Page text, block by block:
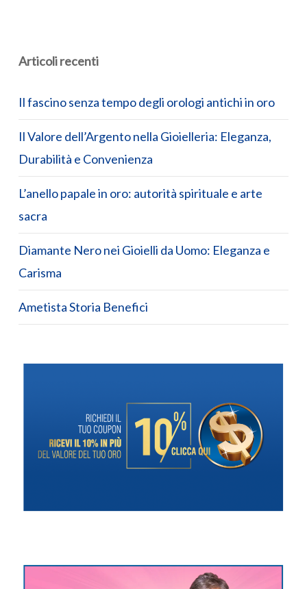
Articoli recenti
Il fascino senza tempo degli orologi antichi in oro
Il Valore dell’Argento nella Gioielleria: Eleganza,
Durabilità e Convenienza
L’anello papale in oro: autorità spirituale e arte
sacra
Diamante Nero nei Gioielli da Uomo: Eleganza e
Carisma
Ametista Storia Benefici